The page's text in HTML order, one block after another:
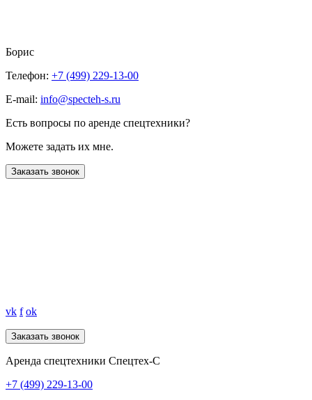
Борис
Телефон: +7 (499) 229-13-00
E-mail: info@specteh-s.ru
Есть вопросы по аренде спецтехники?
Можете задать их мне.
Заказать звонок
vk f ok
Аренда спецтехники Спецтех-С
+7 (499) 229-13-00